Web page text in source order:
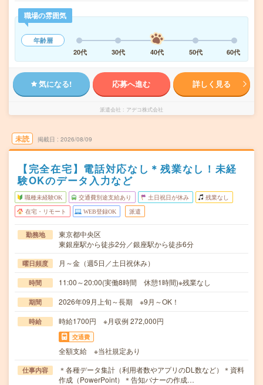
職場の雰囲気
年齢層
20代
30代 40代 50代 60代
気になる! 応募へ進む 詳しく見る
派遣会社 アデコ株式会社
未読 掲載日 2026/08/09
【完全在宅】電話対応なし＊残業なし！未経
験OKのデータ入力など
職種未経験OK 交通費別途支給あり 土日祝日が休み 残業なし
在宅・リモート WEB登録OK 派遣
勤務地
東京都中央区
東銀座駅から徒歩2分／銀座駅から徒歩6分
曜日頻度 月～金（週5日／土日祝休み）
時間 11:00～20:00(実働8時間 休憩1時間)※残業なし
期間 2026年09月上旬～長期 ※9月～OK！
時給 時給1700円 ※月収例 272,000円
交通費
全額支給 ※当社規定あり
仕事内容
＊各種データ集計（利用者数やアプリのDL数など）＊資料
作成（PowerPoint）＊告知バナーの作成…